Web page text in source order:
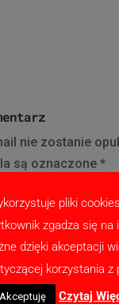
nie zostanie
są oznaczone *
pliki
zgadza się na
dzięki akceptacji
korzystania z
Akceptuję Czytaj